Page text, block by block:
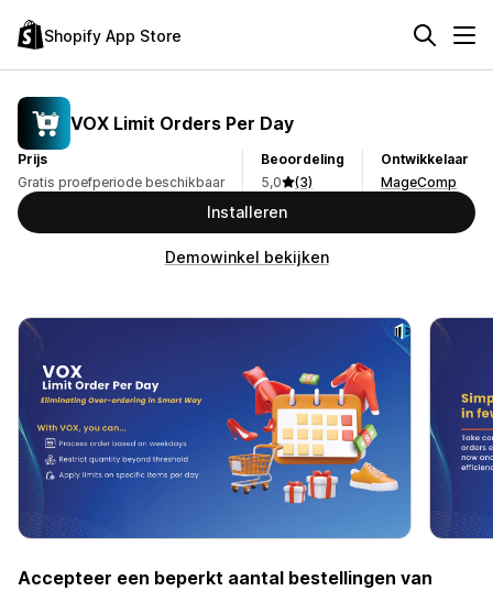
Shopify App Store
VOX Limit Orders Per Day
Prijs
Gratis proefperiode beschikbaar
Beoordeling
5,0
(3)
Ontwikkelaar
MageComp
Installeren
Demowinkel bekijken
Accepteer een beperkt aantal bestellingen van